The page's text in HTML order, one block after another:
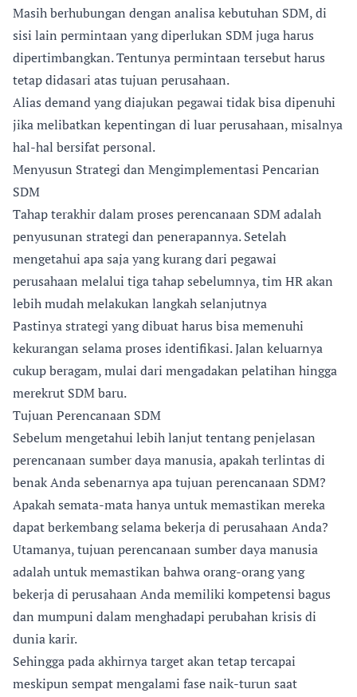
Masih berhubungan dengan analisa kebutuhan SDM, di
sisi lain permintaan yang diperlukan SDM juga harus
dipertimbangkan. Tentunya permintaan tersebut harus
tetap didasari atas tujuan perusahaan.
Alias demand yang diajukan pegawai tidak bisa dipenuhi
jika melibatkan kepentingan di luar perusahaan, misalnya
hal-hal bersifat personal.
Menyusun Strategi dan Mengimplementasi Pencarian
SDM
Tahap terakhir dalam proses perencanaan SDM adalah
penyusunan strategi dan penerapannya. Setelah
mengetahui apa saja yang kurang dari pegawai
perusahaan melalui tiga tahap sebelumnya, tim HR akan
lebih mudah melakukan langkah selanjutnya
Pastinya strategi yang dibuat harus bisa memenuhi
kekurangan selama proses identifikasi. Jalan keluarnya
cukup beragam, mulai dari mengadakan pelatihan hingga
merekrut SDM baru.
Tujuan Perencanaan SDM
Sebelum mengetahui lebih lanjut tentang penjelasan
perencanaan sumber daya manusia, apakah terlintas di
benak Anda sebenarnya apa tujuan perencanaan SDM?
Apakah semata-mata hanya untuk memastikan mereka
dapat berkembang selama bekerja di perusahaan Anda?
Utamanya, tujuan perencanaan sumber daya manusia
adalah untuk memastikan bahwa orang-orang yang
bekerja di perusahaan Anda memiliki kompetensi bagus
dan mumpuni dalam menghadapi perubahan krisis di
dunia karir.
Sehingga pada akhirnya target akan tetap tercapai
meskipun sempat mengalami fase naik-turun saat